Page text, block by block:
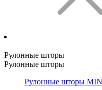
Рулонные шторы
Рулонные шторы
Рулонные шторы